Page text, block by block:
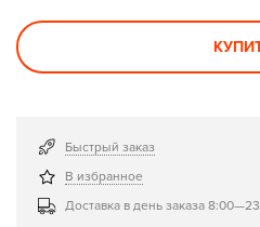
Быстрый заказ
В избранное
Доставка в день заказа